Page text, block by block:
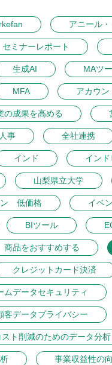
アニール
セミナーレポート
生成AI MAツ
MFA アカウ
の成果を高める
人事 全社連携
インド インド
山梨県立大学
ン 低価格 イベ
BIツール
商品をおすすめする
クレジットカード決済
ムデータセキュリティ
客データプライバシー
スト削減のためのデータ分析
事業収益性の